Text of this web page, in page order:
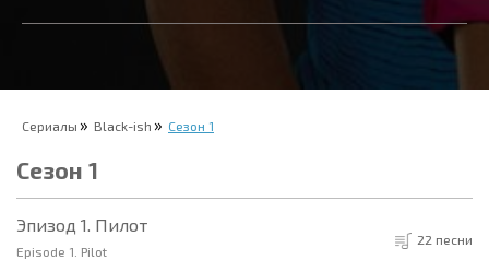
Сериалы Black-ish Сезон 1
Сезон 1
Эпизод 1. Пилот
Episode 1. Pilot
22 песни